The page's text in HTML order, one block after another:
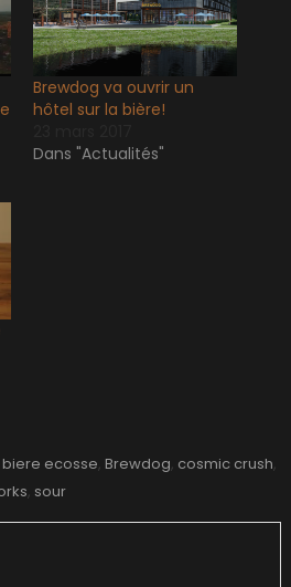
Brewdog va ouvrir un
hôtel sur la bière!
Dans "Actualités"
biere ecosse, Brewdog, cosmic crush,
, sour